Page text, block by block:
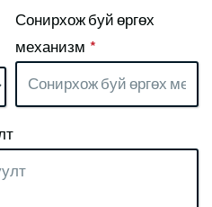
Сонирхож буй өргөх
механизм *